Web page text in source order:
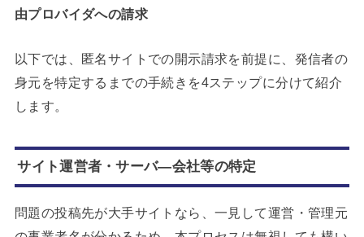
由プロバイダへの請求
以下では、匿名サイトでの開示請求を前提に、発信者の
身元を特定するまでの手続きを4ステップに分けて紹介
します。
サイト運営者・サーバ―会社等の特定
問題の投稿先が大手サイトなら、一見して運営・管理元